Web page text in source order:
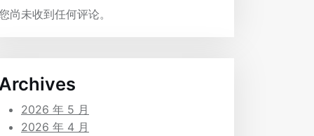
尚未收到任何评论。
2026 年 5 月
2026 年 4 月